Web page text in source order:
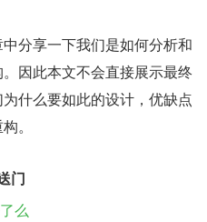
分享一下我们是如何分析和
因此本文不会直接展示最终
什么要如此的设计，优缺点
。
门
么